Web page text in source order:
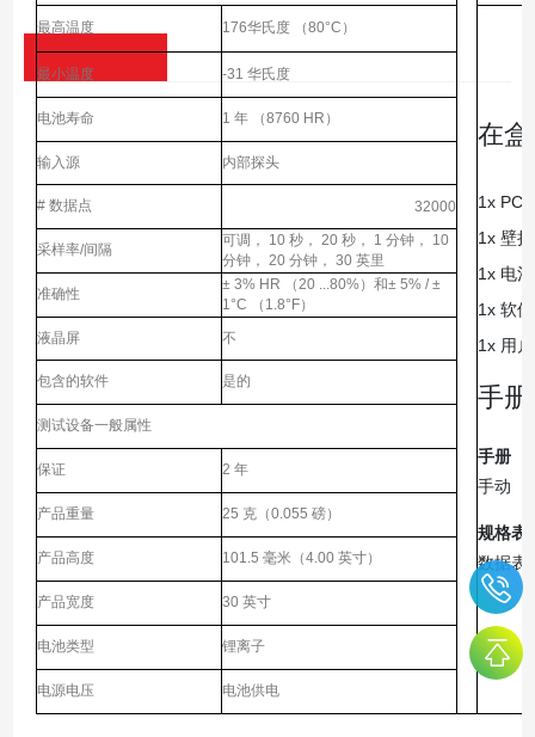
最高温度 176华氏度 （80°C）
在
1x
1x 壁
1x 电池
1x 软件
1x 用
手
手册
手动
规格表
数据表
最小温度 -31 华氏度
电池寿命 1 年 （8760 HR）
输入源 内部探头
# 数据点 32000
采样率/间隔
可调， 10 秒， 20 秒， 1 分钟， 10
分钟， 20 分钟， 30 英里
准确性
± 3% HR （20 ...80%）和± 5% / ±
1°C （1.8°F）
液晶屏
不
包含的软件 是的
测试设备一般属性
保证 2 年
产品重量 25 克（0.055 磅）
产品高度 101.5 毫米（4.00 英寸）
产品宽度 30 英寸
电池类型 锂离子
电源电压 电池供电